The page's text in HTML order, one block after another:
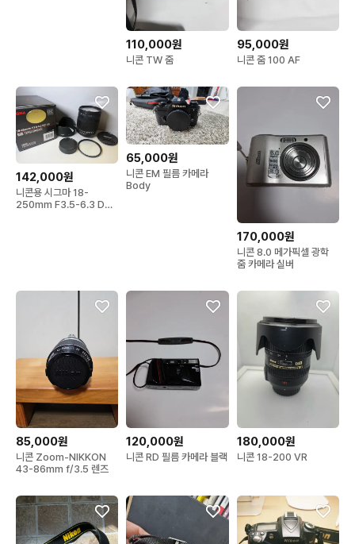
110,000원
니콘 TW 줌
95,000원
니콘 줌 100 AF
142,000원
니콘용 시그마 18-
250mm F3.5-6.3 DC
65,000원
니콘 EM 필름 카메라
Body
170,000원
니콘 8.0 메가픽셀 광학
줌 카메라 실버
85,000원
니콘 Zoom-NIKKON
43-86mm f/3.5 렌즈
120,000원
니콘 RD 필름 카메라 블랙
180,000원
니콘 18-200 VR